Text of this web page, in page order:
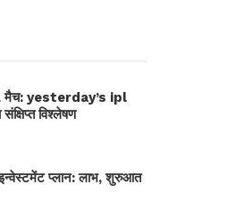
मैच: yesterday’s ipl
विश्लेषण
प्लान: लाभ, शुरुआत